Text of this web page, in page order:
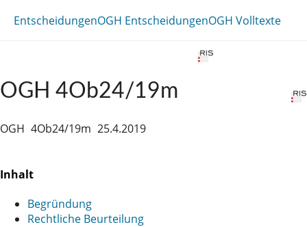
EntscheidungenOGH EntscheidungenOGH Volltexte
OGH 4Ob24/19m
OGH 4Ob24/19m 25.4.2019
Inhalt
Begründung
Rechtliche Beurteilung